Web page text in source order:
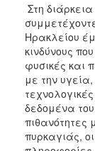
Στη
Ηρακλείου
κινδύνους
φυσικές και
με την
δεδομένα
πιθανότητες
πυρκαγιάς,